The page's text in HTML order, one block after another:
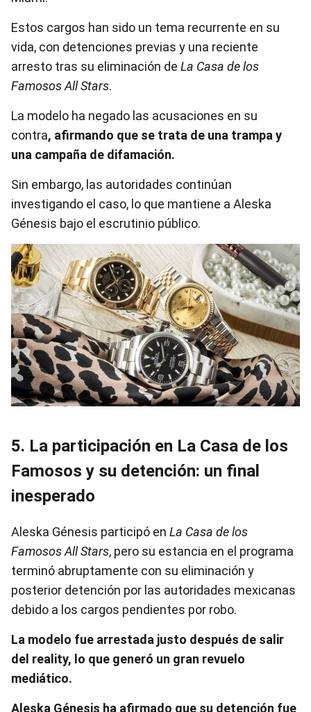
Estos cargos han sido un tema recurrente en su
vida, con detenciones previas y una reciente
arresto tras su eliminación de La Casa de los
Famosos All Stars.
La modelo ha negado las acusaciones en su
contra, afirmando que se trata de una trampa y
una campaña de difamación.
Sin embargo, las autoridades continúan
investigando el caso, lo que mantiene a Aleska
Génesis bajo el escrutinio público.
5. La participación en La Casa de los
Famosos y su detención: un final
inesperado
Aleska Génesis participó en La Casa de los
Famosos All Stars, pero su estancia en el programa
terminó abruptamente con su eliminación y
posterior detención por las autoridades mexicanas
debido a los cargos pendientes por robo.
La modelo fue arrestada justo después de salir
del reality, lo que generó un gran revuelo
mediático.
Aleska Génesis ha afirmado que su detención fue